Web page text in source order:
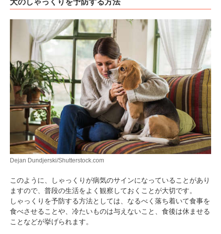
犬のしゃっくりを予防する方法
Dejan Dundjerski/Shutterstock.com
このように、しゃっくりが病気のサインになっていることがあり
ますので、普段の生活をよく観察しておくことが大切です。
しゃっくりを予防する方法としては、なるべく落ち着いて食事を
食べさせることや、冷たいものは与えないこと、食後は休ませる
ことなどが挙げられます。